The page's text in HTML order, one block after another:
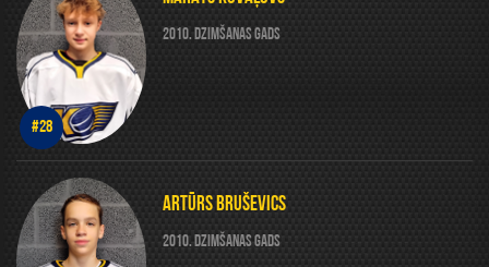
#28
2010. DZIMŠANAS GADS
ARTŪRS BRUŠEVICS
2010. DZIMŠANAS GADS